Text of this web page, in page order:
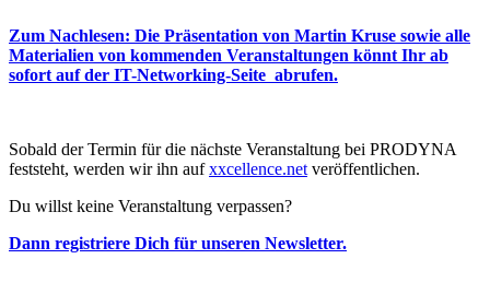
Zum Nachlesen: Die Präsentation von Martin Kruse sowie alle
Materialien von kommenden Veranstaltungen könnt Ihr ab
sofort auf der IT-Networking-Seite abrufen.
Sobald der Termin für die nächste Veranstaltung bei PRODYNA
feststeht, werden wir ihn aufxxcellence.net veröffentlichen.
Du willst keine Veranstaltung verpassen?
Dann registriere Dich für unseren Newsletter.